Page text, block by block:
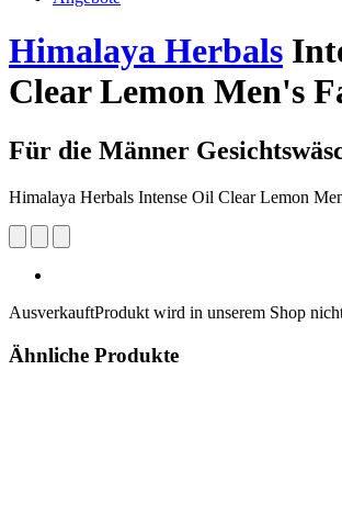
Himalaya Herbals
Clear Lemon Men's
Für die Männer
Himalaya Herbals Intense Oil Clear Lemon
AusverkauftProdukt wird in unserem Shop
Ähnliche Produkte